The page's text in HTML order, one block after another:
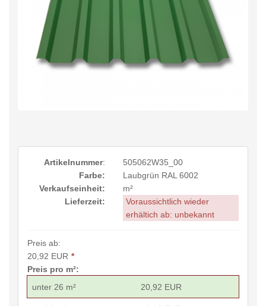
Artikelnummer:
505062W35_00
Farbe:
Laubgrün RAL 6002
Verkaufseinheit:
m²
Lieferzeit:
Voraussichtlich wieder
erhältich ab: unbekannt
Preis ab:
20,92 EUR *
Preis pro m²:
unter 26 m²
20,92 EUR